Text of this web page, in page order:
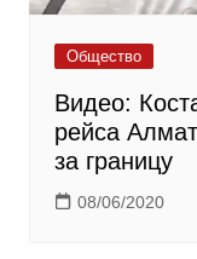
Общество
Видео:
рейса
за границу
08/06/2020